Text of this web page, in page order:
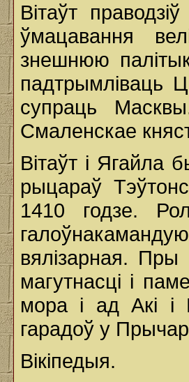
Вітаўт
ўмацавання
знешнюю
падтрымліваць
супраць
Смаленскае
Вітаўт і Ягайла
рыцараў
1410 годзе.
вялізарная.
магутнасці і
мора і ад Акі і
гарадоў у
Вікіпедыя.